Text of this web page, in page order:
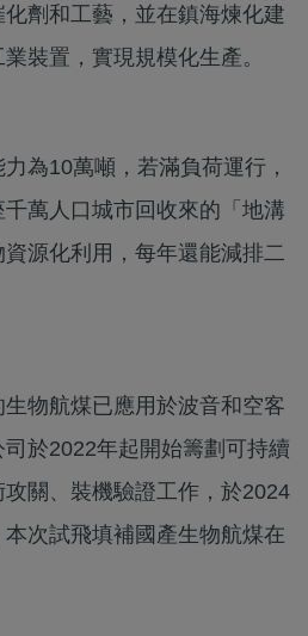
劑和工藝，並在鎮海煉化建
裝置，實現規模化生產。
為10萬噸，若滿負荷運行，
萬人口城市回收來的「地溝
源化利用，每年還能減排二
物航煤已應用於波音和空客
於2022年起開始籌劃可持續
關、裝機驗證工作，於2024
次試飛填補國產生物航煤在